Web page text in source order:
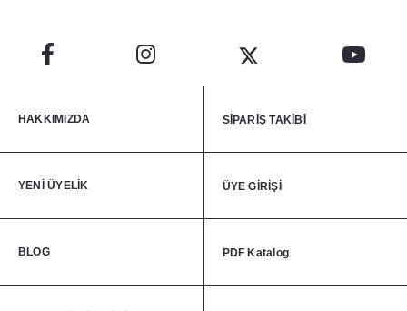
HAKKIMIZDA SİPARİŞ TAKİBİ
YENİ ÜYELİK ÜYE GİRİŞİ
BLOG PDF Katalog